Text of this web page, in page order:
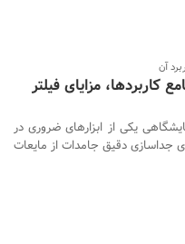
آن
کاربردها، مزایای فیلتر
یکی از ابزارهای ضروری در
جداسازی دقیق جامدات از مایعات